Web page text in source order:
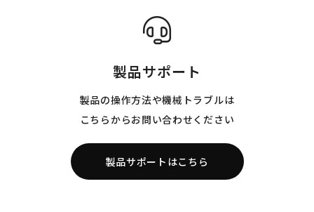
製品サポート
製品の操作方法や機械トラブルは
こちらからお問い合わせください
製品サポートはこちら